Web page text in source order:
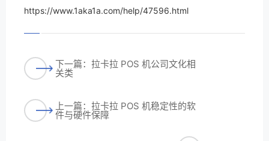
https://www.1aka1a.com/help/47596.html
下一篇：拉卡拉 POS 机公司文化相
关类
上一篇：拉卡拉 POS 机稳定性的软
件与硬件保障